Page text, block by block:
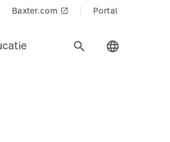
Baxter.com launch Portal
search language